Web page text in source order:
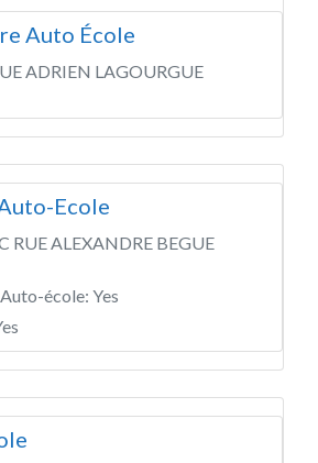
Auto École
ADRIEN LAGOURGUE
Ecole
RUE ALEXANDRE BEGUE
école: Yes